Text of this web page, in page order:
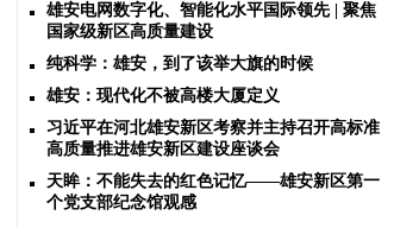
雄安电网数字化、智能化水平国际领先 | 聚焦
国家级新区高质量建设
纯科学：雄安，到了该举大旗的时候
雄安：现代化不被高楼大厦定义
习近平在河北雄安新区考察并主持召开高标准
高质量推进雄安新区建设座谈会
天眸：不能失去的红色记忆——雄安新区第一
个党支部纪念馆观感